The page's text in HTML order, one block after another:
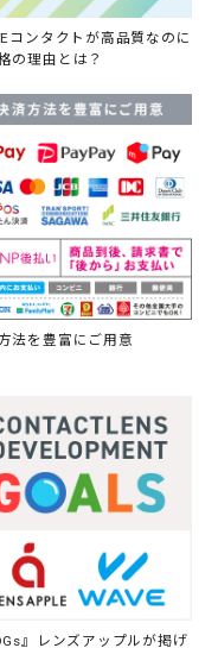
コンタクトが高品質なのに
の理由とは？
法を豊富にご用意
』レンズアップルが掲げ